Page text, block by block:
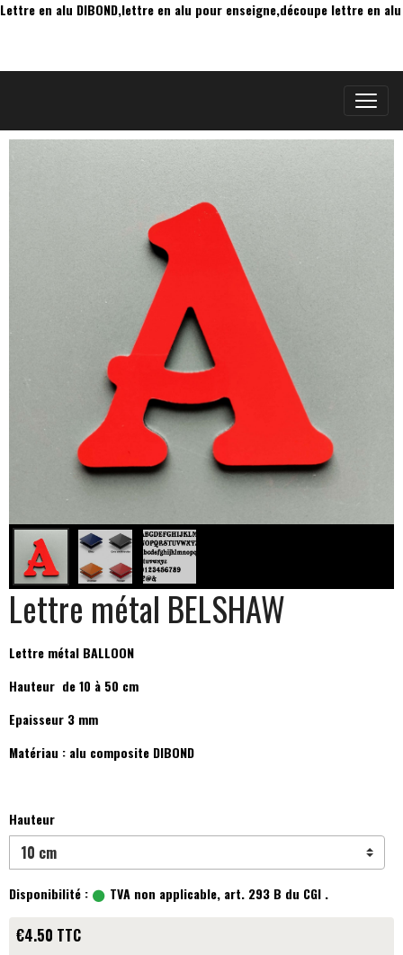
Lettre en alu DIBOND,lettre en alu pour enseigne,découpe lettre en alu
Lettre métal BELSHAW
Lettre métal BALLOON
Hauteur de 10 à 50 cm
Epaisseur 3 mm
Matériau : alu composite DIBOND
Hauteur
Disponibilité : TVA non applicable, art. 293 B du CGI .
€4.50 TTC